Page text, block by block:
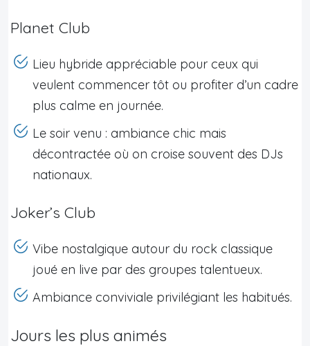
Planet Club
Lieu hybride appréciable pour ceux qui
veulent commencer tôt ou profiter d’un cadre
plus calme en journée.
Le soir venu : ambiance chic mais
décontractée où on croise souvent des DJs
nationaux.
Joker’s Club
Vibe nostalgique autour du rock classique
joué en live par des groupes talentueux.
Ambiance conviviale privilégiant les habitués.
Jours les plus animés